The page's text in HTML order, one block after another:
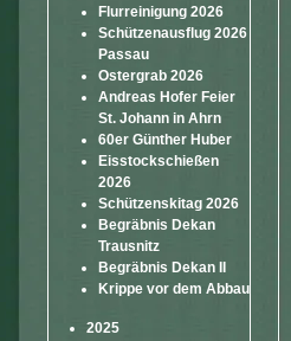
Flurreinigung 2026
Schützenausflug 2026
Passau
Ostergrab 2026
Andreas Hofer Feier
St. Johann in Ahrn
60er Günther Huber
Eisstockschießen
2026
Schützenskitag 2026
Begräbnis Dekan
Trausnitz
Begräbnis Dekan II
Krippe vor dem Abbau
2025